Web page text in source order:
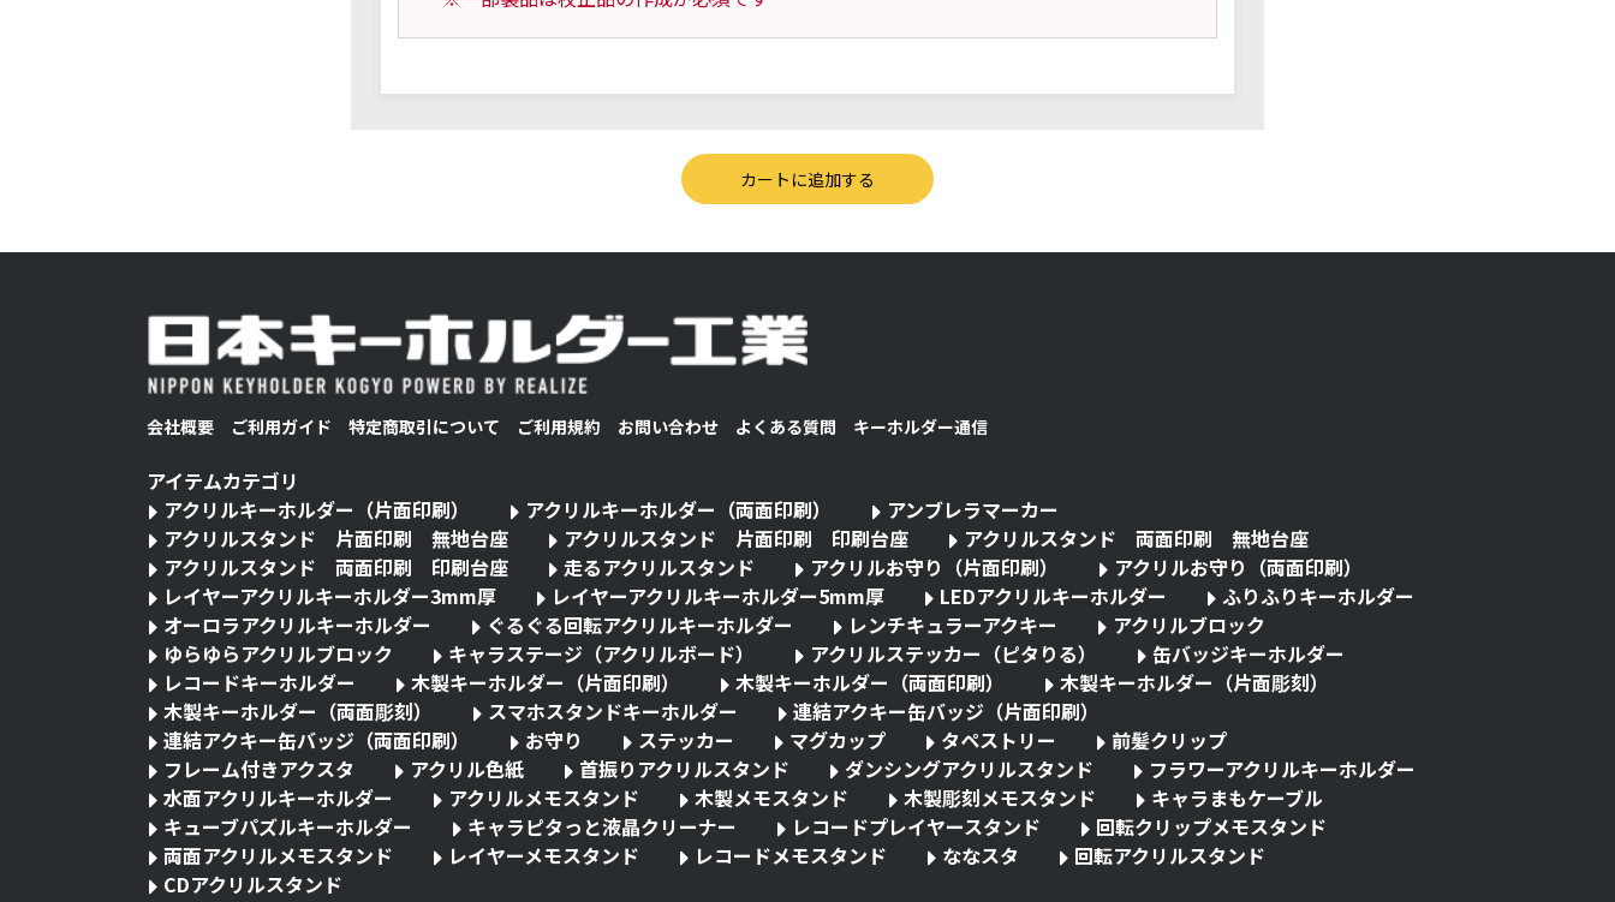
会社概要 ご利用ガイド 特定商取引について ご利用規約 お問い合わせ よくある質問 キーホルダー通信
アイテムカテゴリ
アクリルキーホルダー（片面印刷）
アクリルキーホルダー（両面印刷）
アンブレラマーカー
アクリルスタンド 片面印刷 無地台座
アクリルスタンド 片面印刷 印刷台座
アクリルスタンド 両面印刷 無地台座
アクリルスタンド 両面印刷 印刷台座
走るアクリルスタンド アクリルお守り（片面印刷）
アクリルお守り（両面印刷）
レイヤーアクリルキーホルダー3mm厚
レイヤーアクリルキーホルダー5mm厚 LEDアクリルキーホルダー
ふりふりキーホルダー
オーロラアクリルキーホルダー
ぐるぐる回転アクリルキーホルダー レンチキュラーアクキー
アクリルブロック
ゆらゆらアクリルブロック
キャラステージ（アクリルボード） アクリルステッカー（ピタりる）
缶バッジキーホルダー
レコードキーホルダー
木製キーホルダー（片面印刷） 木製キーホルダー（両面印刷）
木製キーホルダー（片面彫刻）
木製キーホルダー（両面彫刻）
スマホスタンドキーホルダー
連結アクキー缶バッジ（片面印刷）
連結アクキー缶バッジ（両面印刷）
お守り ステッカー マグカップ タペストリー
前髪クリップ
フレーム付きアクスタ
アクリル色紙 首振りアクリルスタンド ダンシングアクリルスタンド
フラワーアクリルキーホルダー
水面アクリルキーホルダー
アクリルメモスタンド 木製メモスタンド 木製彫刻メモスタンド
キャラまもケーブル
キューブパズルキーホルダー
キャラピタっと液晶クリーナー レコードプレイヤースタンド
回転クリップメモスタンド
両面アクリルメモスタンド
レイヤーメモスタンド レコードメモスタンド ななスタ
回転アクリルスタンド
CDアクリルスタンド